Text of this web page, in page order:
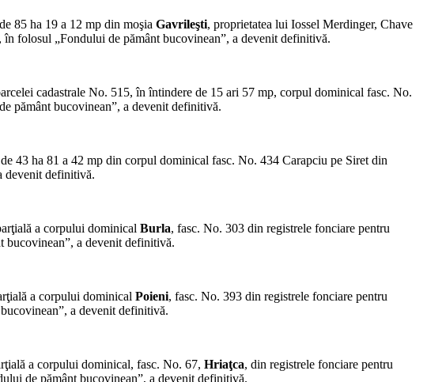
85 ha 19 a 12 mp din moşia Gavrileşti, proprietatea lui Iossel Merdinger, Chave
folosul „Fondului de pământ bu­covinean”, a devenit definitivă.
cadastrale No. 515, în întindere de 15 ari 57 mp, corpul dominical fasc. No.
pământ bucovinean”, a devenit definitivă.
43 ha 81 a 42 mp din corpul dominical fasc. No. 434 Carapciu pe Siret din
devenit definitivă.
a corpului dominical Burla, fasc. No. 303 din registrele fonciare pentru
bucovinean”, a devenit definitivă.
a corpului dominical Poieni, fasc. No. 393 din re­gistrele fonciare pentru
a devenit definitivă.
a corpului dominical, fasc. No. 67, Hriaţca, din re­gistrele fonciare pentru
de pământ bucovinean”, a devenit definitivă.